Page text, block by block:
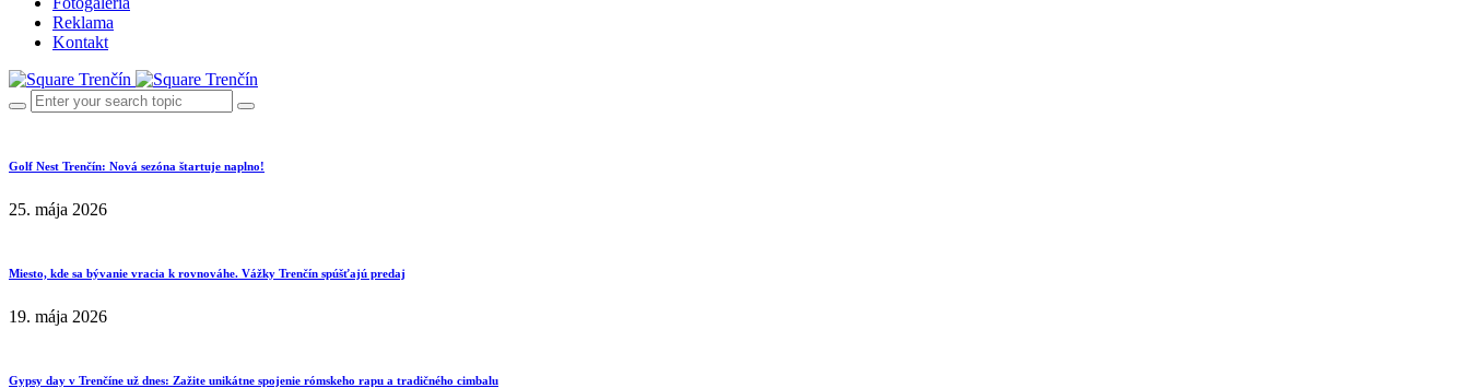
Reklama
Kontakt
Golf Nest Trenčín: Nová sezóna štartuje naplno!
25. mája 2026
Miesto, kde sa bývanie vracia k rovnováhe. Vážky Trenčín spúšťajú predaj
19. mája 2026
Gypsy day v Trenčíne už dnes: Zažite unikátne spojenie rómskeho rapu a tradičného cimbalu